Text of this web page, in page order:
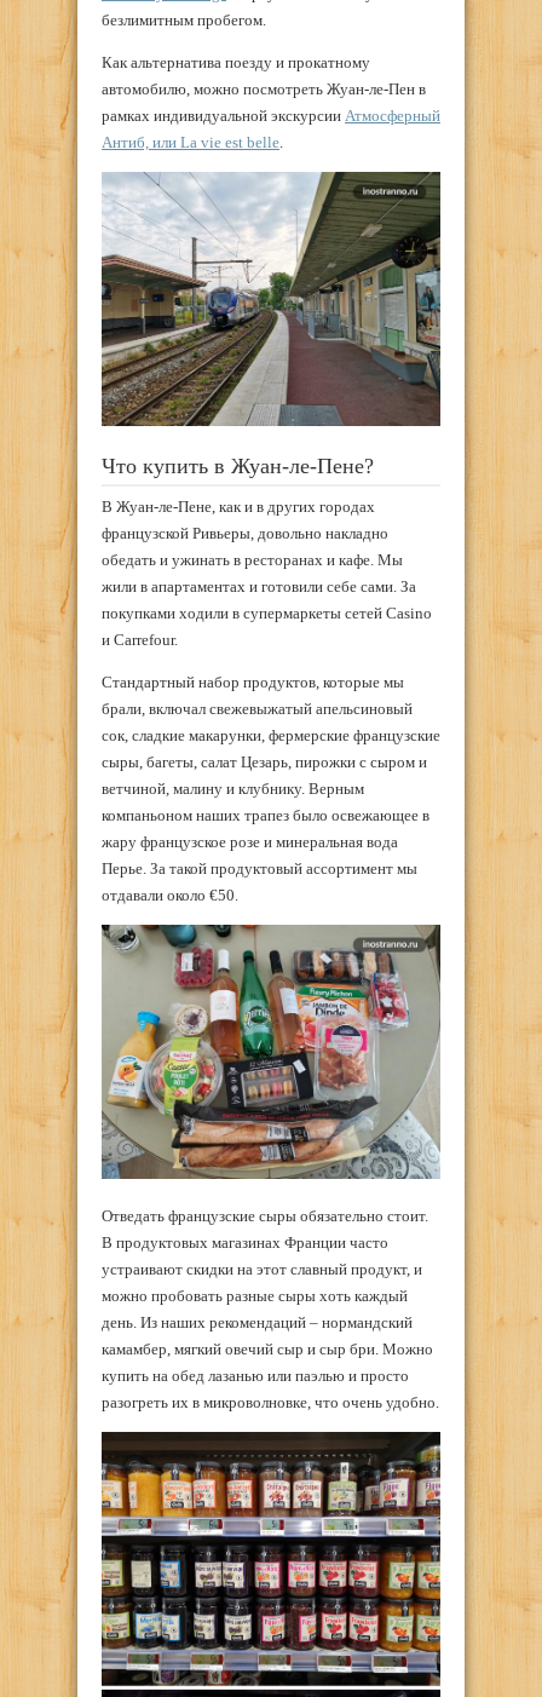
безлимитным пробегом.
Как альтернатива поезду и прокатному
автомобилю, можно посмотреть Жуан-ле-Пен в
рамках индивидуальной экскурсии Атмосферный
Антиб, или La vie est belle
Что купить в Жуан-ле-Пене?
В Жуан-ле-Пене, как и в других городах
французской Ривьеры, довольно накладно
обедать и ужинать в ресторанах и кафе. Мы
жили в апартаментах и готовили себе сами. За
покупками ходили в супермаркеты сетей Casino
и Carrefour.
Стандартный набор продуктов, которые мы
брали, включал свежевыжатый апельсиновый
сок, сладкие макарунки, фермерские французские
сыры, багеты, салат Цезарь, пирожки с сыром и
ветчиной, малину и клубнику. Верным
компаньоном наших трапез было освежающее в
жару французское розе и минеральная вода
Перье. За такой продуктовый ассортимент мы
отдавали около €50.
Отведать французские сыры обязательно стоит.
В продуктовых магазинах Франции часто
устраивают скидки на этот славный продукт, и
можно пробовать разные сыры хоть каждый
день. Из наших рекомендаций – нормандский
камамбер, мягкий овечий сыр и сыр бри. Можно
купить на обед лазанью или паэлью и просто
разогреть их в микроволновке, что очень удобно.